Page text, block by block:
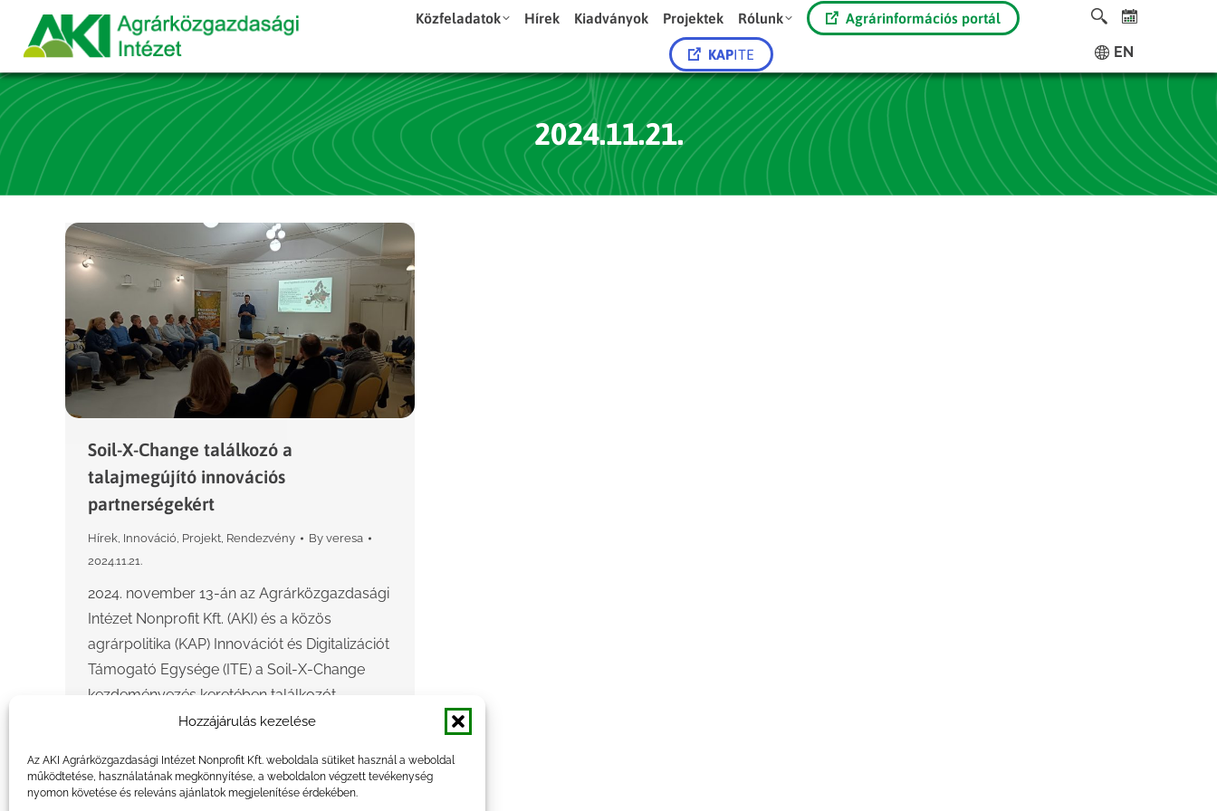
Hozzájárulás kezelése
Az AKI Agrárközgazdasági Intézet Nonprofit Kft. weboldala sütiket használ a weboldal
működtetése, használatának megkönnyítése, a weboldalon végzett tevékenység
nyomon követése és releváns ajánlatok megjelenítése érdekében.
Közfeladatok Hírek Kiadványok Projektek Rólunk Agrárinformációs portál
KAPITE EN
2024.11.21.
Soil-X-Change találkozó a
talajmegújító innovációs
partnerségekért
Hírek, Innováció, Projekt, Rendezvény By veresa
2024.11.21.
2024. november 13-án az Agrárközgazdasági
Intézet Nonprofit Kft. (AKI) és a közös
agrárpolitika (KAP) Innovációt és Digitalizációt
Támogató Egysége (ITE) a Soil-X-Change
kezdeményezés keretében találkozót
hirdetett az Európai Innovációs Partnerség…